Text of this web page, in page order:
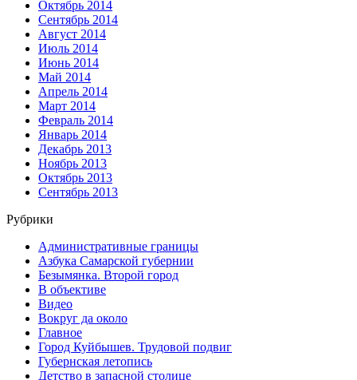
Октябрь 2014
Сентябрь 2014
Август 2014
Июль 2014
Июнь 2014
Май 2014
Апрель 2014
Март 2014
Февраль 2014
Январь 2014
Декабрь 2013
Ноябрь 2013
Октябрь 2013
Сентябрь 2013
Рубрики
Административные границы
Азбука Самарской губернии
Безымянка. Второй город
В объективе
Видео
Вокруг да около
Главное
Город Куйбышев. Трудовой подвиг
Губернская летопись
Детство в запасной столице